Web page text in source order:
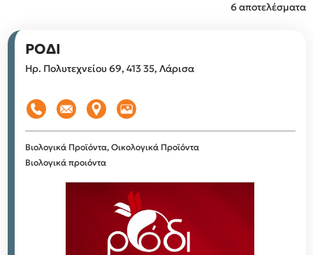
6 αποτελέσματα
ΡΟΔΙ
Ηρ. Πολυτεχνείου 69, 413 35, Λάρισα
Βιολογικά Προϊόντα, Οικολογικά Προϊόντα
Βιολογικά προιόντα